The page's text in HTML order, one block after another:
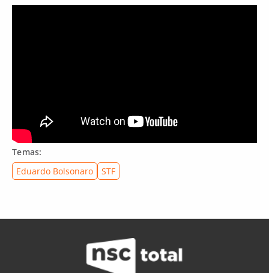
Temas:
Eduardo Bolsonaro
STF